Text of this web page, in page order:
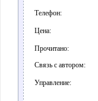
Телефон:
Цена:
Прочитано:
Связь с автором:
Управление: